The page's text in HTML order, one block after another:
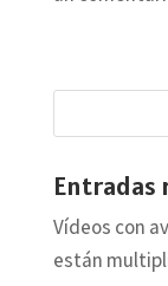
Entradas
Vídeos con
están